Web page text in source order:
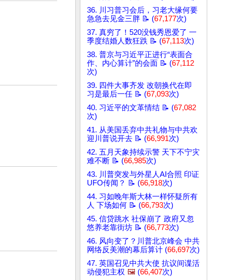
36. 川习普习会后，习老大缘何要
急急去见金三胖 📝 (67,177次)
37. 真穷了！520没钱秀恩爱了 一
季度结婚人数狂跌 📝 (67,113次)
38. 普京与习近平正进行“表面合
作、内心算计”的会面 📝 (67,112
次)
39. 四件大事齐发 改朝换代在即
习是最后一任 📝 (67,093次)
40. 习近平的文革情结 📝 (67,082
次)
41. 从美国丢弃中共礼物与中共欢
迎川普说开去 📝 (66,991次)
42. 五月天象持续示警 天下不宁灾
难不断 📝 (66,985次)
43. 川普突发与外星人AI合照 印证
UFO传闻？ 📝 (66,918次)
44. 习如晚年斯大林一样怀疑所有
人 下场如何 📝 (66,793次)
45. 信贷跳水 社保崩了 政府又忽
悠养老靠街坊 📝 (66,773次)
46. 风向变了？川普北京峰会 中共
网络反美潮的幕后算计 (66,697次)
47. 英国召见中共大使 抗议间谍活
动侵犯主权 🖼️ (66,407次)